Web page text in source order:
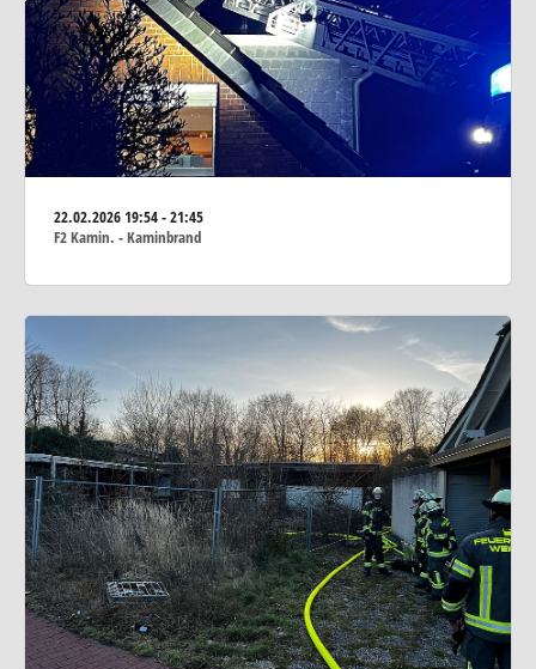
22.02.202619:54 - 21:45
F2 Kamin. - Kaminbrand